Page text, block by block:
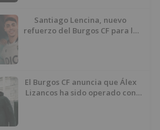
Santiago Lencina, nuevo
refuerzo del Burgos CF para la
El Burgos CF anuncia que Álex
Lizancos ha sido operado con